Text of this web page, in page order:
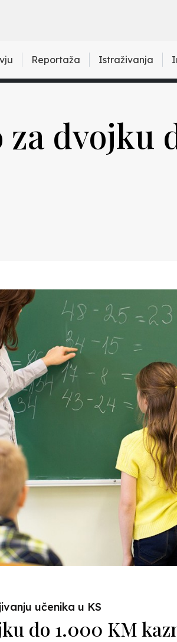
Reportaža Istraživanja
za dvojku
učenika u KS
do 1.000 KM